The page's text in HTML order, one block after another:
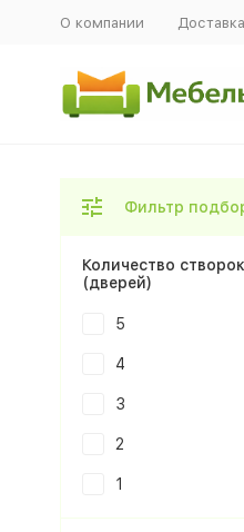
О компании
Фильтр
Количество створок
(дверей)
5
4
3
2
1